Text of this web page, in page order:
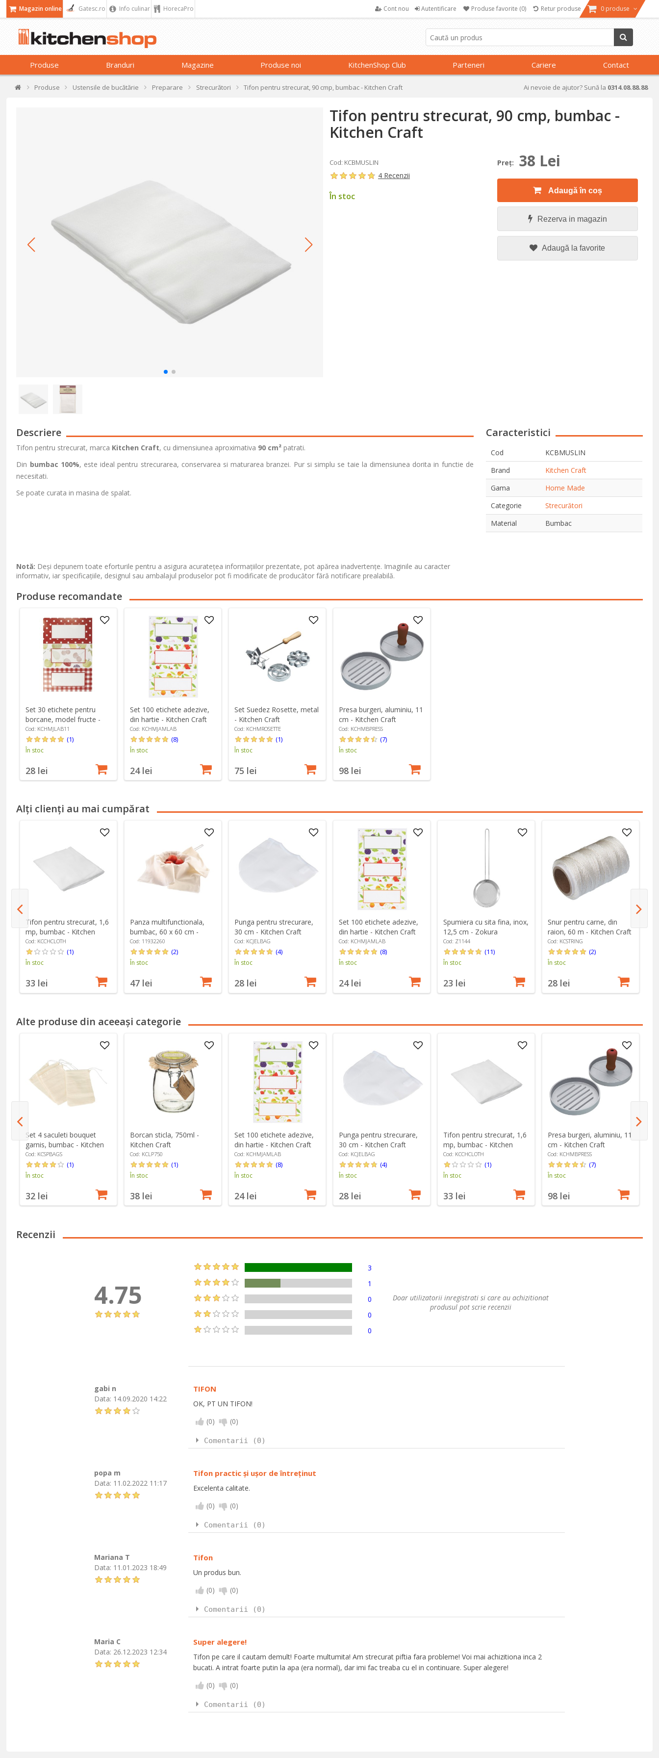
Magazin online Gatesc.ro Info culinar HorecaPro Cont nou Autentificare Produse favorite (0) Retur produse 0 produse
Produse Branduri Magazine Produse noi KitchenShop Club Parteneri Cariere Contact
Produse Ustensile de bucătărie Preparare Strecurători Tifon pentru strecurat, 90 cmp, bumbac - Kitchen Craft Ai nevoie de ajutor? Sună la 0314.08.88.88
Tifon pentru strecurat, 90 cmp, bumbac -
Kitchen Craft
Cod: KCBMUSLIN
4 Recenzii
În stoc
Preţ: 38 Lei
Adaugă în coș
Rezerva in magazin
Adaugă la favorite
Descriere
Tifon pentru strecurat, marca Kitchen Craft, cu dimensiunea aproximativa 90 cm² patrati.
Din bumbac 100%, este ideal pentru strecurarea, conservarea si maturarea branzei. Pur si simplu se taie la dimensiunea dorita in functie de
necesitati.
Se poate curata in masina de spalat.
Caracteristici
Cod
KCBMUSLIN
Brand
Kitchen Craft
Gama
Home Made
Categorie
Strecurători
Material
Bumbac
Notă: Deși depunem toate eforturile pentru a asigura acuratețea informațiilor prezentate, pot apărea inadvertențe. Imaginile au caracter
informativ, iar specificațiile, designul sau ambalajul produselor pot fi modificate de producător fără notificare prealabilă.
Produse recomandate
Set 30 etichete pentru
borcane, model fructe -
Kitchen Craft
Cod: KCHMJLAB11
(1)
În stoc
28 lei
Set 100 etichete adezive,
din hartie - Kitchen Craft
Cod: KCHMJAMLAB
(8)
În stoc
24 lei
Set Suedez Rosette, metal
- Kitchen Craft
Cod: KCHMROSETTE
(1)
În stoc
75 lei
Presa burgeri, aluminiu, 11
cm - Kitchen Craft
Cod: KCHMBPRESS
(7)
În stoc
98 lei
Alți clienți au mai cumpărat
Tifon pentru strecurat, 1,6
mp, bumbac - Kitchen
Craft
Cod: KCCHCLOTH
(1)
În stoc
33 lei
Panza multifunctionala,
bumbac, 60 x 60 cm -
Westmark
Cod: 11932260
(2)
În stoc
47 lei
Punga pentru strecurare,
30 cm - Kitchen Craft
Cod: KCJELBAG
(4)
În stoc
28 lei
Set 100 etichete adezive,
din hartie - Kitchen Craft
Cod: KCHMJAMLAB
(8)
În stoc
24 lei
Spumiera cu sita fina, inox,
12,5 cm - Zokura
Cod: Z1144
(11)
În stoc
23 lei
Snur pentru carne, din
raion, 60 m - Kitchen Craft
Cod: KCSTRING
(2)
În stoc
28 lei
Alte produse din aceeași categorie
Set 4 saculeti bouquet
garnis, bumbac - Kitchen
Craft
Cod: KCSPBAGS
(1)
În stoc
32 lei
Borcan sticla, 750ml -
Kitchen Craft
Cod: KCLP750
(1)
În stoc
38 lei
Set 100 etichete adezive,
din hartie - Kitchen Craft
Cod: KCHMJAMLAB
(8)
În stoc
24 lei
Punga pentru strecurare,
30 cm - Kitchen Craft
Cod: KCJELBAG
(4)
În stoc
28 lei
Tifon pentru strecurat, 1,6
mp, bumbac - Kitchen
Craft
Cod: KCCHCLOTH
(1)
În stoc
33 lei
Presa burgeri, aluminiu, 11
cm - Kitchen Craft
Cod: KCHMBPRESS
(7)
În stoc
98 lei
Recenzii
4.75
3
1
0
0
0
Doar utilizatorii inregistrati si care au achizitionat
produsul pot scrie recenzii
gabi n
Data: 14.09.2020 14:22
TIFON
OK, PT UN TIFON!
(0) (0)
Comentarii (0)
popa m
Data: 11.02.2022 11:17
Tifon practic și ușor de întreținut
Excelenta calitate.
(0) (0)
Comentarii (0)
Mariana T
Data: 11.01.2023 18:49
Tifon
Un produs bun.
(0) (0)
Comentarii (0)
Maria C
Data: 26.12.2023 12:34
Super alegere!
Tifon pe care il cautam demult! Foarte multumita! Am strecurat piftia fara probleme! Voi mai achizitiona inca 2
bucati. A intrat foarte putin la apa (era normal), dar imi fac treaba cu el in continuare. Super alegere!
(0) (0)
Comentarii (0)